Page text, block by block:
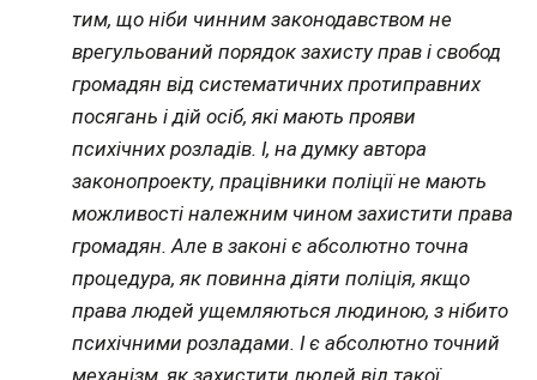
тим, що ніби чинним законодавством не
врегульований порядок захисту прав і свобод
громадян від систематичних протиправних
посягань і дій осіб, які мають прояви
психічних розладів. І, на думку автора
законопроекту, працівники поліції не мають
можливості належним чином захистити права
громадян. Але в законі є абсолютно точна
процедура, як повинна діяти поліція, якщо
права людей ущемляються людиною, з нібито
психічними розладами. І є абсолютно точний
механізм, як захистити людей від такої